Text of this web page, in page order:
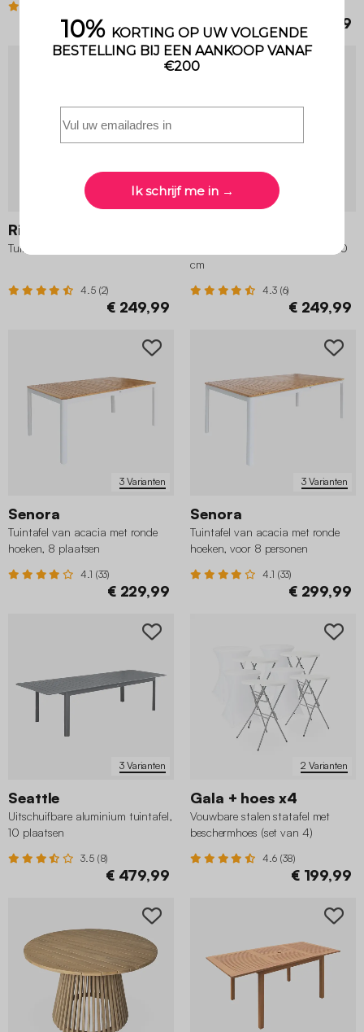
€ 39,99 € 279,99
Riviera
Tuintafel, B60 x D90 x H72cm
4.5 (2)
€ 249,99
Houten en metalen tuintafel, 150
cm
4.3 (6)
€ 249,99
3 Varianten
Senora
Tuintafel van acacia met ronde
hoeken, 8 plaatsen
4.1 (33)
€ 229,99
3 Varianten
Senora
Tuintafel van acacia met ronde
hoeken, voor 8 personen
4.1 (33)
€ 299,99
3 Varianten
Seattle
Uitschuifbare aluminium tuintafel,
10 plaatsen
3.5 (8)
€ 479,99
2 Varianten
Gala + hoes x4
Vouwbare stalen statafel met
beschermhoes (set van 4)
4.6 (38)
€ 199,99